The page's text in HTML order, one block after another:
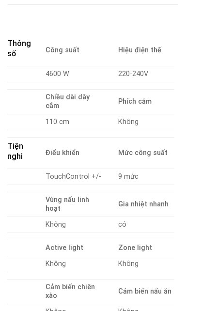
Thông
số
Công suất Hiệu điện thế
4600 W 220-240V
Chiều dài dây
cắm
Phích cắm
110 cm Không
Tiện
nghi
Điểu khiển Mức công suất
TouchControl +/- 9 mức
Vùng nấu linh
hoạt
Gia nhiệt nhanh
Không có
Active light
Zone light
Không
Không
Cảm biến chiên
xào
Cảm biến nấu ăn